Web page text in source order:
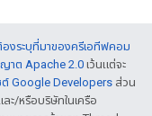
งระบุที่มาของครีเอทีฟคอม
าต Apache 2.0เว้นแต่จะ
ต์ Google Developers ส่วน
ะ/หรือบริษัทในเครือ